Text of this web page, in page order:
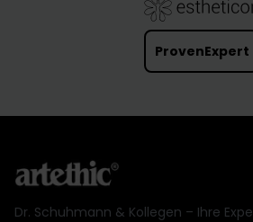
ProvenExpert
Dr. Schuhmann & Kollegen – Ihre